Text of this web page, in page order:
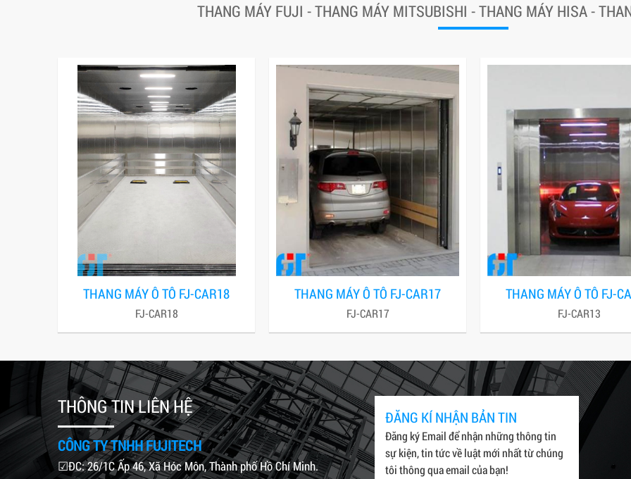
THANG MÁY FUJI - THANG MÁY MITSUBISHI - THANG MÁY HISA -
THANG MÁY Ô TÔ FJ-CAR18
FJ-CAR18
THANG MÁY Ô TÔ FJ-CAR17
FJ-CAR17
THANG MÁY Ô TÔ FJ-
FJ-CAR13
THÔNG TIN LIÊN HỆ
CÔNG TY TNHH FUJITECH
☑ĐC: 26/1C Ấp 46, Xã Hóc Môn, Thành phố Hồ Chí Minh.
ĐĂNG KÍ NHẬN BẢN TIN
Đăng ký Email để nhận những thông tin
sự kiện, tin tức về luật mới nhất từ chúng
tôi thông qua email của bạn!